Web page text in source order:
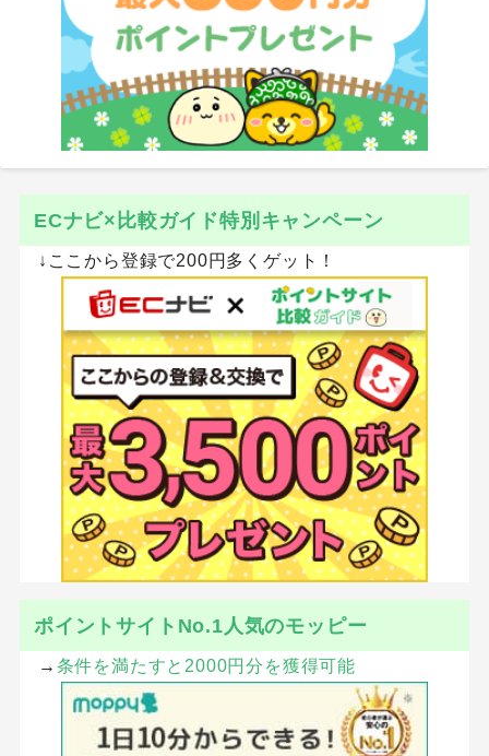
ECナビ×比較ガイド特別キャンペーン
↓ここから登録で200円多くゲット！
ポイントサイトNo.1人気のモッピー
→ 条件を満たすと2000円分を獲得可能